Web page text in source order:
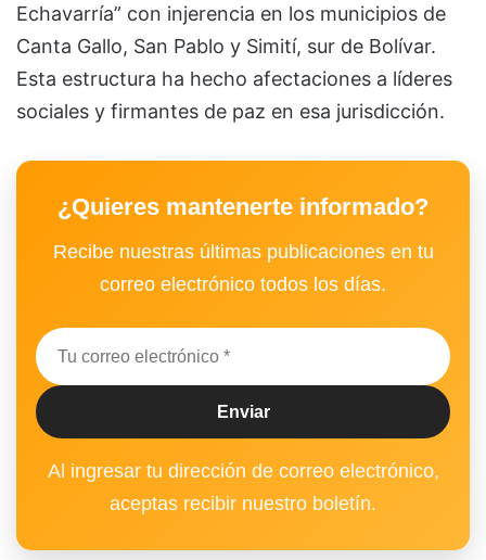
Echavarría” con injerencia en los municipios de
Canta Gallo, San Pablo y Simití, sur de Bolívar.
Esta estructura ha hecho afectaciones a líderes
sociales y firmantes de paz en esa jurisdicción.
¿Quieres mantenerte informado?
Recibe nuestras últimas publicaciones en tu
correo electrónico todos los días.
Al ingresar tu dirección de correo electrónico,
aceptas recibir nuestro boletín.